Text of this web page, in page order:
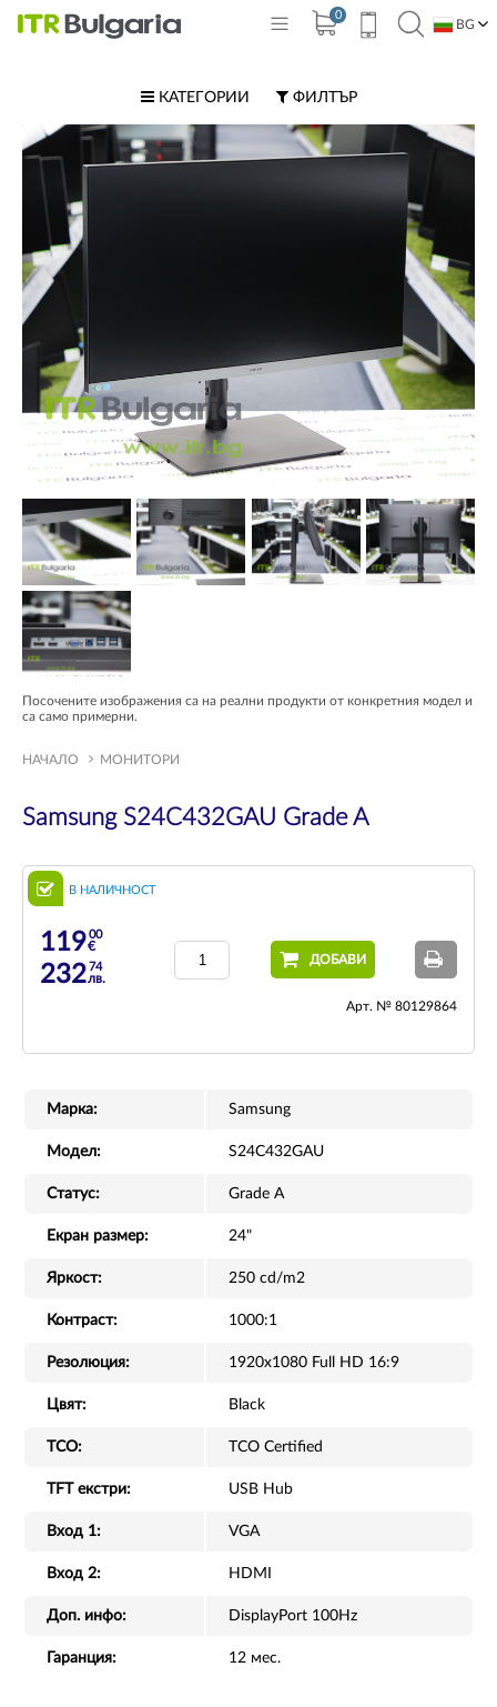
0
BG
КАТЕГОРИИ ФИЛТЪР
Посочените изображения са на реални продукти от конкретния модел и
са само примерни.
НАЧАЛО МОНИТОРИ
Samsung S24C432GAU Grade A
В НАЛИЧНОСТ
11900
€
23274
лв.
ДОБАВИ
Арт. № 80129864
Марка: Samsung
Модел: S24C432GAU
Статус: Grade A
Екран размер: 24"
Яркост: 250 cd/m2
Контраст: 1000:1
Резолюция: 1920x1080 Full HD 16:9
Цвят: Black
TCO: TCO Certified
TFT екстри: USB Hub
Вход 1: VGA
Вход 2: HDMI
Доп. инфо: DisplayPort 100Hz
Гаранция: 12 мес.